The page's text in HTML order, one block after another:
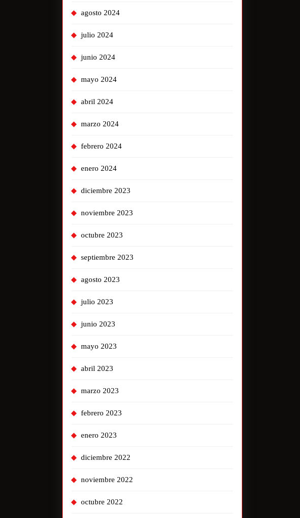
agosto 2024
julio 2024
junio 2024
mayo 2024
abril 2024
marzo 2024
febrero 2024
enero 2024
diciembre 2023
noviembre 2023
octubre 2023
septiembre 2023
agosto 2023
julio 2023
junio 2023
mayo 2023
abril 2023
marzo 2023
febrero 2023
enero 2023
diciembre 2022
noviembre 2022
octubre 2022